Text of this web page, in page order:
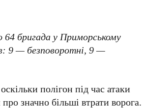
бригада у Приморському
:9— безповоротні,9—
полігон під час атаки
значно більші втрати ворога.